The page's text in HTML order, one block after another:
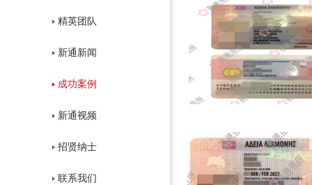
精英团队
新通新闻
成功案例
新通视频
招贤纳士
联系我们